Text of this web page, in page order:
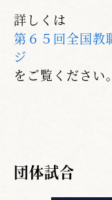
詳しくは
第６５回全国教
ジ
をご覧ください。
団体試合